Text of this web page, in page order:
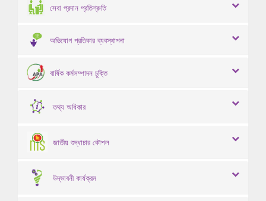
সেবা প্রদান প্রতিশ্রুতি
অভিযোগ প্রতিকার ব্যবস্থাপনা
বার্ষিক কর্মসম্পাদন চুক্তি
তথ্য অধিকার
জাতীয় শুদ্ধাচার কৌশল
উদ্ভাবনী কার্যক্রম